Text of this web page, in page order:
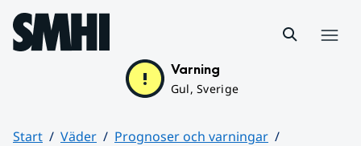
Hoppa till sidans innehåll
Varning
Gul, Sverige
Start Väder
Prognoser och varningar